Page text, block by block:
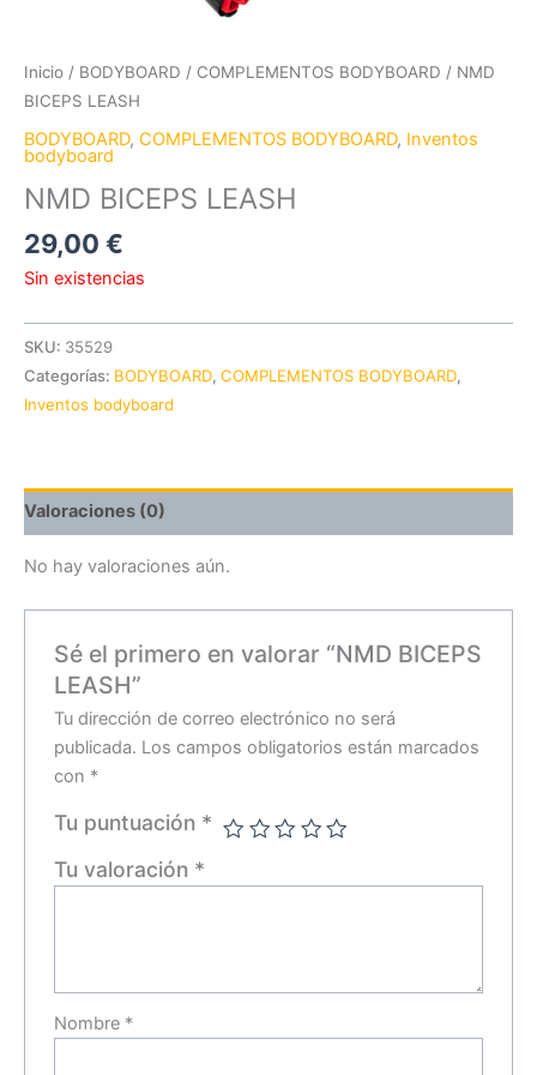
Inicio / BODYBOARD / COMPLEMENTOS BODYBOARD / NMD
BICEPS LEASH
BODYBOARD, COMPLEMENTOS BODYBOARD, Inventos
bodyboard
NMD BICEPS LEASH
29,00 €
Sin existencias
SKU: 35529
Categorías: BODYBOARD, COMPLEMENTOS BODYBOARD,
Inventos bodyboard
Valoraciones (0)
No hay valoraciones aún.
Sé el primero en valorar “NMD BICEPS
LEASH”
Tu dirección de correo electrónico no será
publicada. Los campos obligatorios están marcados
con *
Tu puntuación *
Tu valoración *
Nombre *